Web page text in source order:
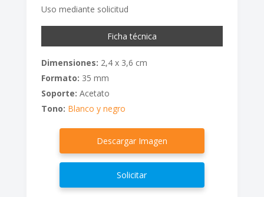
Uso mediante solicitud
Ficha técnica
Dimensiones: 2,4 x 3,6 cm
Formato: 35 mm
Soporte: Acetato
Tono: Blanco y negro
Descargar Imagen
Solicitar